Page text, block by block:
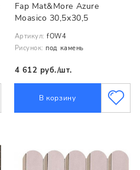
Fap Mat&More Azure
Moasico 30,5x30,5
Артикул: fOW4
Рисунок: под камень
4 612 руб./шт.
В корзину